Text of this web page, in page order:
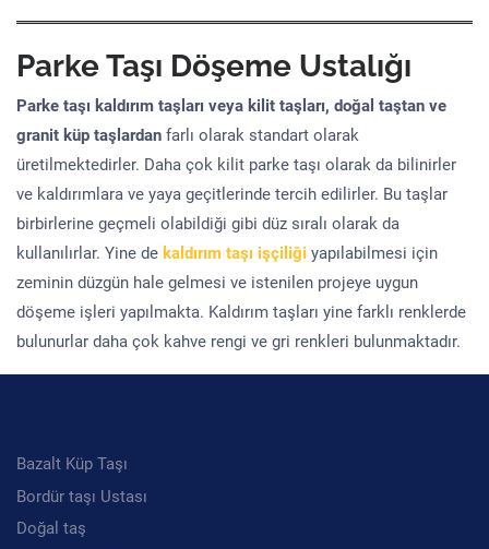
Parke Taşı Döşeme Ustalığı
Parke taşı kaldırım taşları veya kilit taşları, doğal taştan ve
granit küp taşlardan farlı olarak standart olarak
üretilmektedirler. Daha çok kilit parke taşı olarak da bilinirler
ve kaldırımlara ve yaya geçitlerinde tercih edilirler. Bu taşlar
birbirlerine geçmeli olabildiği gibi düz sıralı olarak da
kullanılırlar. Yine de kaldırım taşı işçiliği yapılabilmesi için
zeminin düzgün hale gelmesi ve istenilen projeye uygun
döşeme işleri yapılmakta. Kaldırım taşları yine farklı renklerde
bulunurlar daha çok kahve rengi ve gri renkleri bulunmaktadır.
Bazalt Küp Taşı
Bordür taşı Ustası
Doğal taş